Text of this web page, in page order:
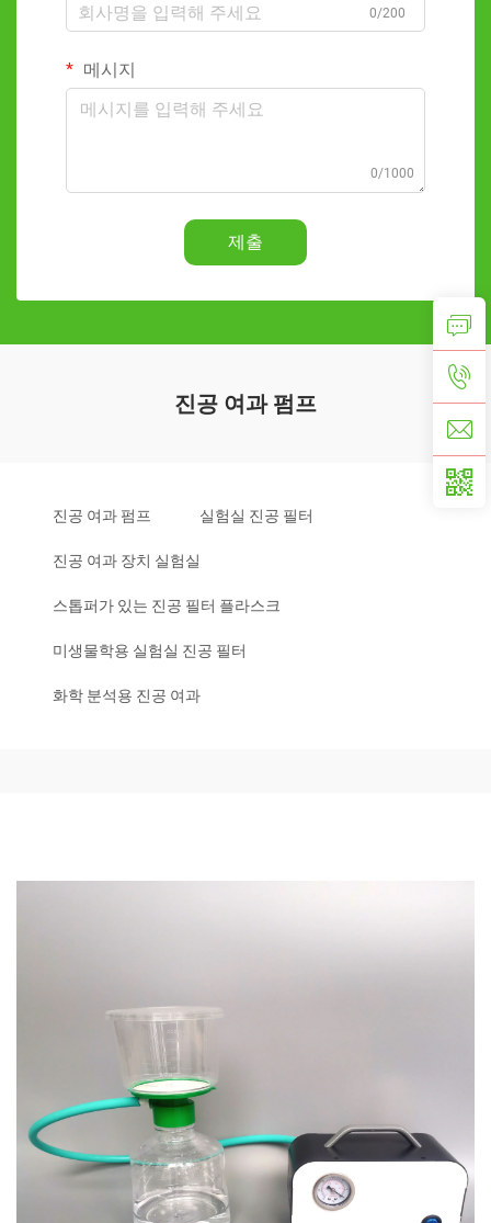
0/200
메시지
0/1000
제출
진공 여과 펌프
진공 여과 펌프 실험실 진공 필터
진공 여과 장치 실험실
스톱퍼가 있는 진공 필터 플라스크
미생물학용 실험실 진공 필터
화학 분석용 진공 여과